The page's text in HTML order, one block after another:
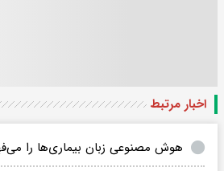
اخبار مرتبط
هوش مصنوعی زبان بیماری‌ها را